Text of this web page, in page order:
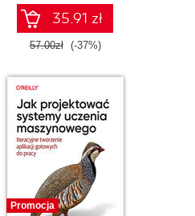
35.91 zł
57.00zł (-37%)
Promocja